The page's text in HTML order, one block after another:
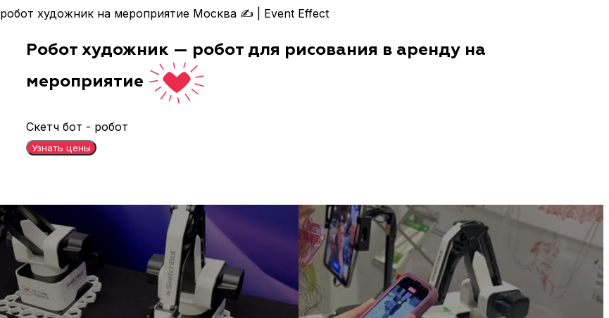
художник на мероприятие Москва ✍️ | Event Effect
Робот художник — робот для рисования в аренду на
мероприятие
Скетч бот - робот
Узнать цены